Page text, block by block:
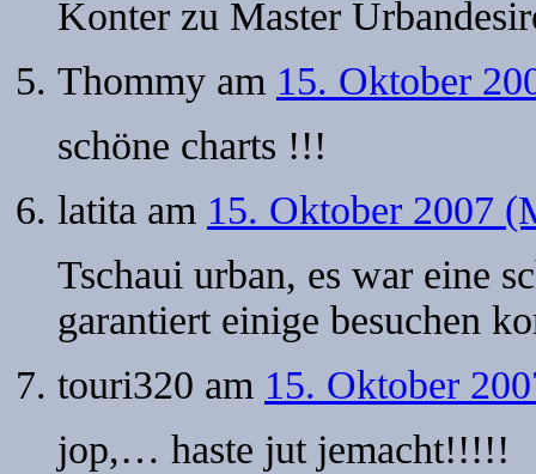
Konter zu Master
Thommy am 15. Oktober
schöne charts !!!
latita am 15. Oktober 2007
Tschaui urban, es war eine
garantiert einige besuchen
touri320 am 15. Oktober
jop,… haste jut jemacht!!!!!